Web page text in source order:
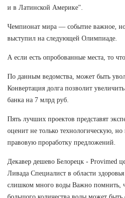
и в Латинской Америке".
Чемпионат мира — событие важное,
выступил на следующей Олимпиаде.
А если есть опробованные места, то
По данным ведомства, может быть
Конвертация долга позволит
банка на 7 млрд руб.
Пять лучших проектов представят
оценит не только технологическую,
правовую проработку предложений.
Декавер дешево Белорецк - Provimed
Ливада Специалист в области
слишком много воды Важно помнить,